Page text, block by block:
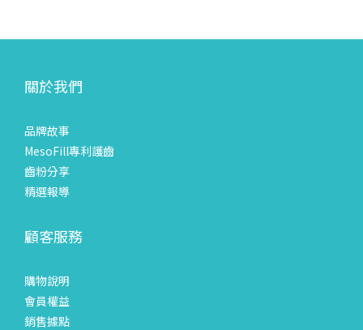
關於我們
品牌故事
MesoFill專利護齒
齒粉分享
精選報導
顧客服務
購物說明
會員權益
銷售據點